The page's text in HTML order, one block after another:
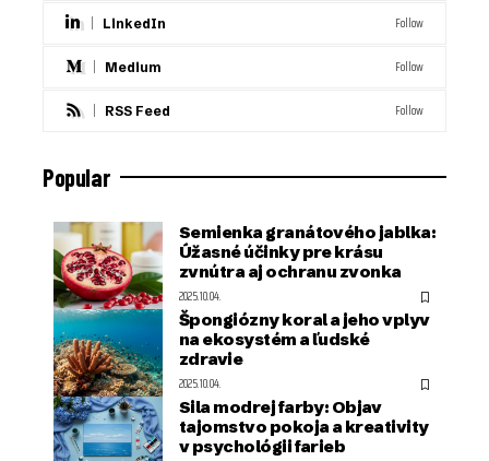
LinkedIn Follow
Medium Follow
RSS Feed Follow
Popular
Semienka granátového jablka:
Úžasné účinky pre krásu
zvnútra aj ochranu zvonka
2025.10.04.
Špongiózny koral a jeho vplyv
na ekosystém a ľudské
zdravie
2025.10.04.
Sila modrej farby: Objav
tajomstvo pokoja a kreativity
v psychológii farieb